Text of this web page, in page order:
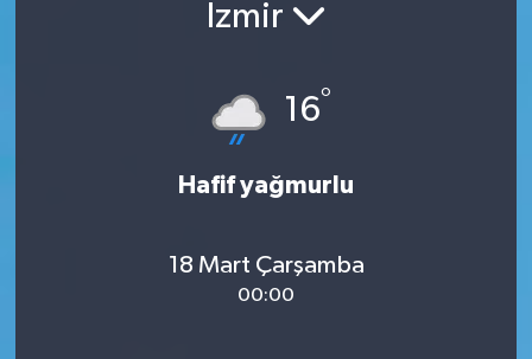
İzmir
16°
Hafif yağmurlu
18 Mart Çarşamba
00:00